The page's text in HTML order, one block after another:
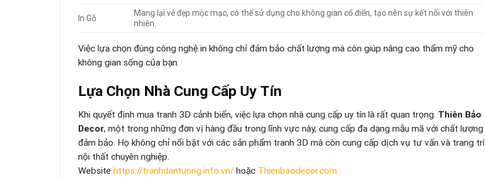
In Gỗ
Mang lại vẻ đẹp mộc mạc, có thể sử dụng cho không gian cổ điển, tạo nên sự kết nối với thiên
nhiên.
Việc lựa chọn đúng công nghệ in không chỉ đảm bảo chất lượng mà còn giúp nâng cao thẩm mỹ cho
không gian sống của bạn.
Lựa Chọn Nhà Cung Cấp Uy Tín
Khi quyết định mua tranh 3D cảnh biển, việc lựa chọn nhà cung cấp uy tín là rất quan trọng. Thiên Bảo
Decor, một trong những đơn vị hàng đầu trong lĩnh vực này, cung cấp đa dạng mẫu mã với chất lượng
đảm bảo. Họ không chỉ nổi bật với các sản phẩm tranh 3D mà còn cung cấp dịch vụ tư vấn và trang trí
nội thất chuyên nghiệp.
Website https://tranhdantuong.info.vn/ hoặc Thienbaodecor.com